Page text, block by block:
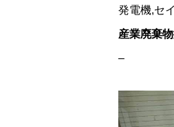
発電機,セ
産業廃棄
–